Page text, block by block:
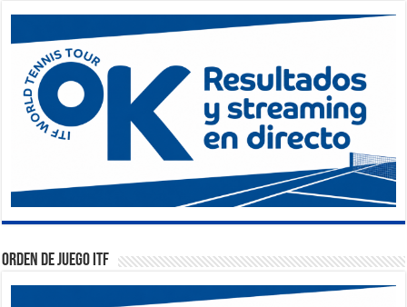
Orden de Juego ITF